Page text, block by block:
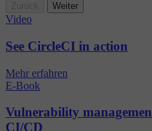
Weiter
Video
See CircleCI in action
Mehr erfahren
E-Book
Vulnerability
CI/CD